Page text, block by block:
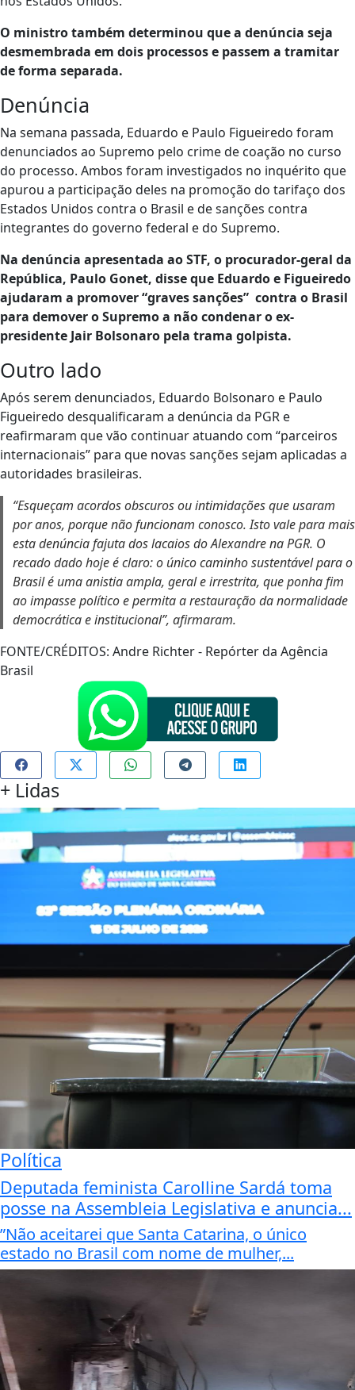
O ministro também determinou que a denúncia seja
desmembrada em dois processos e passem a tramitar
de forma separada.
Denúncia
Na semana passada, Eduardo e Paulo Figueiredo foram
denunciados ao Supremo pelo crime de coação no curso
do processo. Ambos foram investigados no inquérito que
apurou a participação deles na promoção do tarifaço dos
Estados Unidos contra o Brasil e de sanções contra
integrantes do governo federal e do Supremo.
Na denúncia apresentada ao STF, o procurador-geral da
República, Paulo Gonet, disse que Eduardo e Figueiredo
ajudaram a promover “graves sanções” contra o Brasil
para demover o Supremo a não condenar o ex-
presidente Jair Bolsonaro pela trama golpista.
Outro lado
Após serem denunciados, Eduardo Bolsonaro e Paulo
Figueiredo desqualificaram a denúncia da PGR e
reafirmaram que vão continuar atuando com “parceiros
internacionais” para que novas sanções sejam aplicadas a
autoridades brasileiras.
“Esqueçam acordos obscuros ou intimidações que usaram
por anos, porque não funcionam conosco. Isto vale para mais
esta denúncia fajuta dos lacaios do Alexandre na PGR. O
recado dado hoje é claro: o único caminho sustentável para o
Brasil é uma anistia ampla, geral e irrestrita, que ponha fim
ao impasse político e permita a restauração da normalidade
democrática e institucional”, afirmaram.
FONTE/CRÉDITOS: Andre Richter - Repórter da Agência
Brasil
+ Lidas
Política
Deputada feminista Carolline Sardá toma
posse na Assembleia Legislativa e anuncia...
”Não aceitarei que Santa Catarina, o único
estado no Brasil com nome de mulher,...